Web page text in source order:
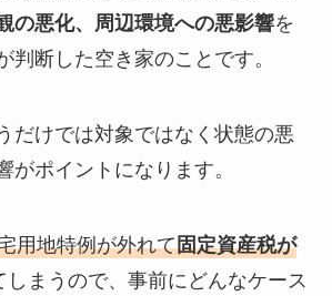
の悪化、周辺環境への悪影響を
判断した空き家のことです。
だけでは対象ではなく状態の悪
がポイントになります。
用地特例が外れて固定資産税が
しまうので、事前にどんなケース